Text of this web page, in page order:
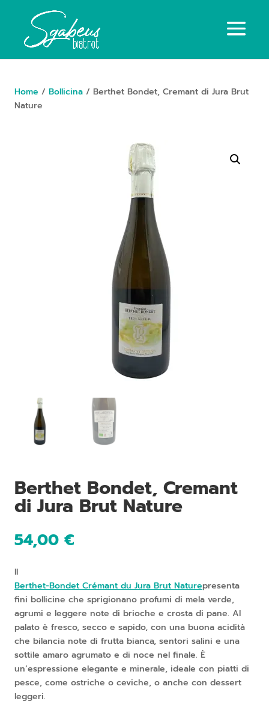
Home / Bollicina / Berthet Bondet, Cremant di Jura Brut
Nature
Berthet Bondet, Cremant
di Jura Brut Nature
54,00 €
Il
Berthet-Bondet Crémant du Jura Brut Naturepresenta
fini bollicine che sprigionano profumi di mela verde,
agrumi e leggere note di brioche e crosta di pane. Al
palato è fresco, secco e sapido, con una buona acidità
che bilancia note di frutta bianca, sentori salini e una
sottile amaro agrumato e di noce nel finale. È
un’espressione elegante e minerale, ideale con piatti di
pesce, come ostriche o ceviche, o anche con dessert
leggeri.